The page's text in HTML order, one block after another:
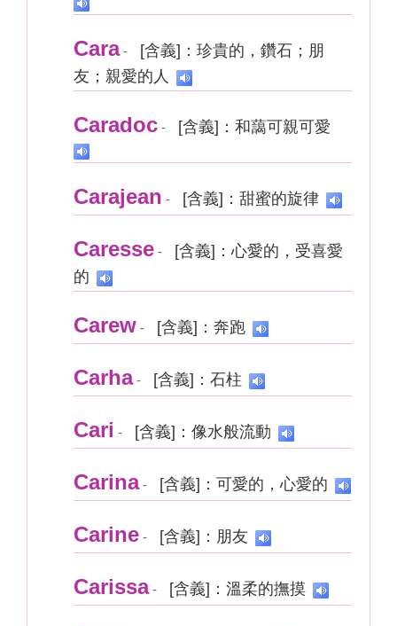
Cara-
[含義]：珍貴的，鑽石；朋
友；親愛的人
Caradoc - [含義]：和藹可親可愛
Carajean - [含義]：甜蜜的旋律
Caresse -
[含義]：心愛的，受喜愛
的
Carew - [含義]：奔跑
Carha- [含義]：石柱
Cari - [含義]：像水般流動
Carina- [含義]：可愛的，心愛的
Carine - [含義]：朋友
Carissa- [含義]：溫柔的撫摸